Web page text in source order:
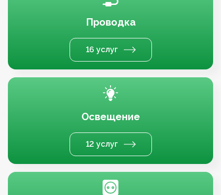
Проводка
16 услуг
Освещение
12 услуг